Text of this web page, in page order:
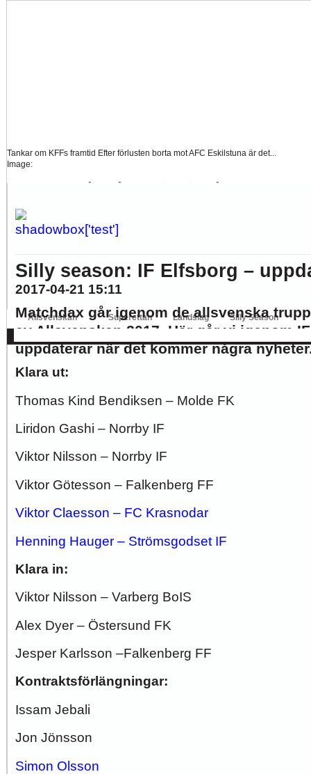
Tankar om KFFs framtid Efter förlusten borta mot AFC Eskilstuna är det...
Image:
Hur länge orkar Swärdh?
Image:
Bäst i stan efter sex... Inte för att det kanske har så stor betydelse i...
Allsvenskan
Superettan Landslag Silly Season
Silly season: IF Elfsborg –
2017-04-21 15:11
Matchdax går igenom de allsvenska
av Allsvenskan 2017. Här går vi igenom
uppdaterar när det kommer några
Klara ut:
Thomas Kind Bendiksen – Molde FK
Liridon Gashi – Norrby IF
Viktor Nilsson – Norrby IF
Viktor Götesson – Falkenberg FF
Viktor Claesson – FC Krasnodar
Henning Hauger – Strömsgodset IF
Klara in:
Viktor Nilsson – Varberg BoIS
Alex Dyer – Östersund FK
Jesper Karlsson –Falkenberg FF
Kontraktsförlängningar:
Issam Jebali
Jon Jönsson
Simon Olsson